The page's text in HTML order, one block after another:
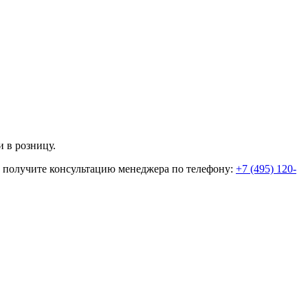
в розницу.
консультацию менеджера по телефону: +7 (495) 120-